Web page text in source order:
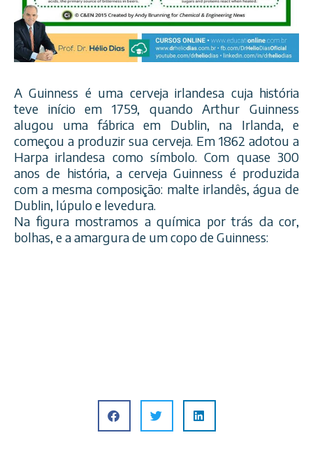
A Guinness é uma cerveja irlandesa cuja história
teve início em 1759, quando Arthur Guinness
alugou uma fábrica em Dublin, na Irlanda, e
começou a produzir sua cerveja. Em 1862 adotou a
Harpa irlandesa como símbolo. Com quase 300
anos de história, a cerveja Guinness é produzida
com a mesma composição: malte irlandês, água de
Dublin, lúpulo e levedura.
Na figura mostramos a química por trás da cor,
bolhas, e a amargura de um copo de Guinness: